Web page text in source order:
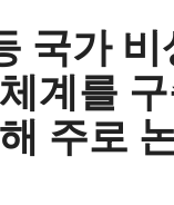
국가
계를
주로